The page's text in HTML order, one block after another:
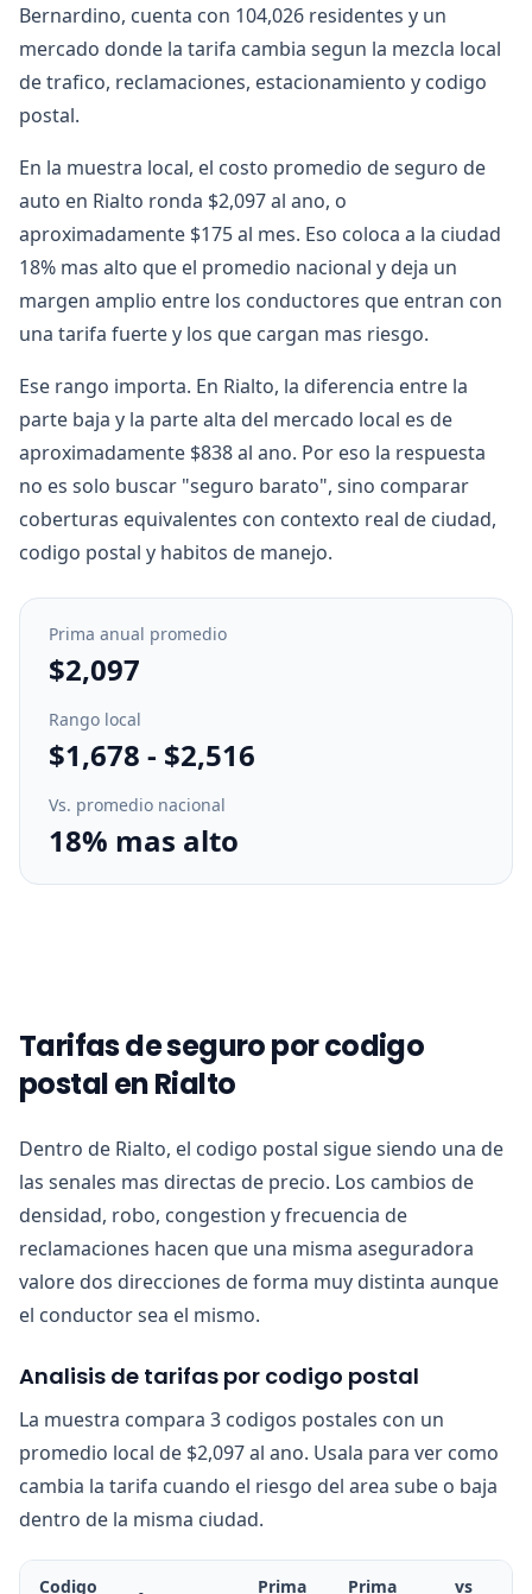
Bernardino, cuenta con 104,026 residentes y un
mercado donde la tarifa cambia segun la mezcla local
de trafico, reclamaciones, estacionamiento y codigo
postal.
En la muestra local, el costo promedio de seguro de
auto en Rialto ronda $2,097 al ano, o
aproximadamente $175 al mes. Eso coloca a la ciudad
18% mas alto que el promedio nacional y deja un
margen amplio entre los conductores que entran con
una tarifa fuerte y los que cargan mas riesgo.
Ese rango importa. En Rialto, la diferencia entre la
parte baja y la parte alta del mercado local es de
aproximadamente $838 al ano. Por eso la respuesta
no es solo buscar "seguro barato", sino comparar
coberturas equivalentes con contexto real de ciudad,
codigo postal y habitos de manejo.
Prima anual promedio
$2,097
Rango local
$1,678 - $2,516
Vs. promedio nacional
18% mas alto
Tarifas de seguro por codigo
postal en Rialto
Dentro de Rialto, el codigo postal sigue siendo una de
las senales mas directas de precio. Los cambios de
densidad, robo, congestion y frecuencia de
reclamaciones hacen que una misma aseguradora
valore dos direcciones de forma muy distinta aunque
el conductor sea el mismo.
Analisis de tarifas por codigo postal
La muestra compara 3 codigos postales con un
promedio local de $2,097 al ano. Usala para ver como
cambia la tarifa cuando el riesgo del area sube o baja
dentro de la misma ciudad.
Codigo Prima Prima vs